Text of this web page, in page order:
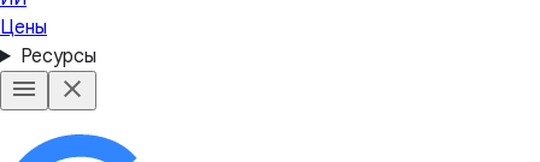
Цены
Ресурсы